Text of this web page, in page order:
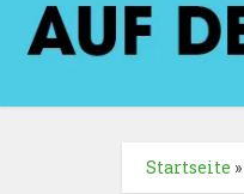
Startseite »